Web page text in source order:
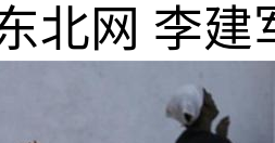
北网 李建